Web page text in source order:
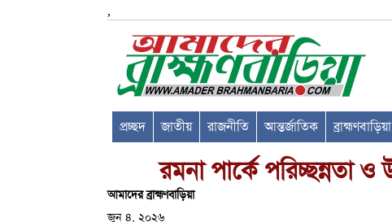
,
প্রচ্ছদ জাতীয় রাজনীতি আন্তর্জাতিক
রমনা পার্কে পরিচ্ছন্নতা ও
আমাদের ব্রাহ্মণবাড়িয়া
জুন ৪, ২০২৬